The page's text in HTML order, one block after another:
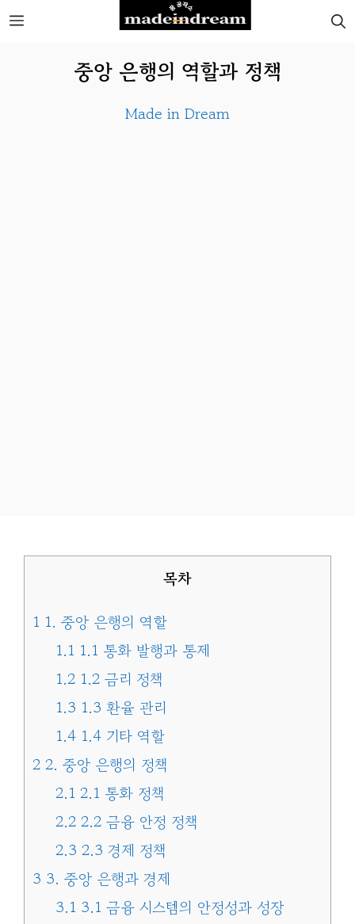
SkipMENU
중앙 은행의 역할과 정책
Made in Dream
목차
1 1. 중앙 은행의 역할
1.1 1.1 통화 발행과 통제
1.21.2 금리 정책
1.3 1.3 환율 관리
1.41.4 기타 역할
2 2. 중앙 은행의 정책
2.1 2.1 통화 정책
2.22.2 금융 안정 정책
2.3 2.3 경제 정책
3 3. 중앙 은행과 경제
3.1 3.1 금융 시스템의 안정성과 성장